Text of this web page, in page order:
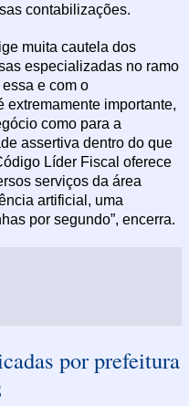
contabilizações.
muita cautela dos
especializadas no ramo
e com o
importante,
como para a
assertiva dentro do que
Líder Fiscal oferece
serviços da área
artificial, uma
por segundo”, encerra.
por prefeitura